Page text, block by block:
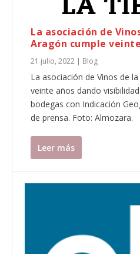
La asociación de
Aragón cumple
21 julio, 2022 | Blog
La asociación de Vinos de
veinte años dando
bodegas con Indicación
de prensa. Foto: Almozara.
Leer más